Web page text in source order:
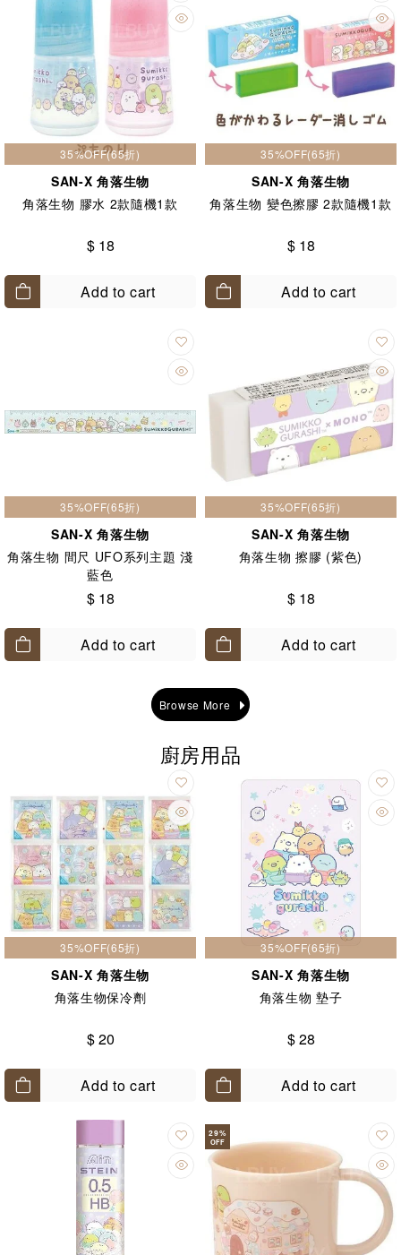
35%OFF(65折)
SAN-X 角落生物
角落生物 膠水 2款隨機1款
$ 18
Add to cart
35%OFF(65折)
SAN-X 角落生物
角落生物 變色擦膠 2款隨機1款
$ 18
Add to cart
35%OFF(65折)
SAN-X 角落生物
角落生物 間尺 UFO系列主題 淺
藍色
$ 18
Add to cart
35%OFF(65折)
SAN-X 角落生物
角落生物 擦膠 (紫色)
$ 18
Add to cart
Browse More
廚房用品
35%OFF(65折)
SAN-X 角落生物
角落生物保冷劑
$ 20
Add to cart
35%OFF(65折)
SAN-X 角落生物
角落生物 墊子
$ 28
Add to cart
29%
OFF